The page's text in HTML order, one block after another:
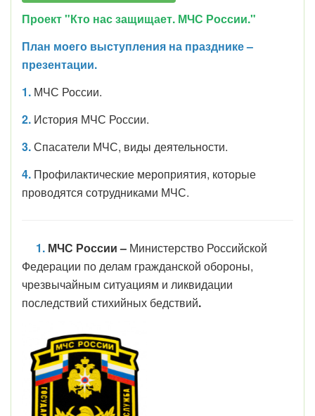
Проект "Кто нас защищает. МЧС России."
План моего выступления на празднике –
презентации.
1. МЧС России.
2. История МЧС России.
3.Спасатели МЧС, виды деятельности.
4. Профилактические мероприятия, которые
проводятся сотрудниками МЧС.
1. МЧС России – Министерство Российской
Федерации по делам гражданской обороны,
чрезвычайным ситуациям и ликвидации
последствий стихийных бедствий.